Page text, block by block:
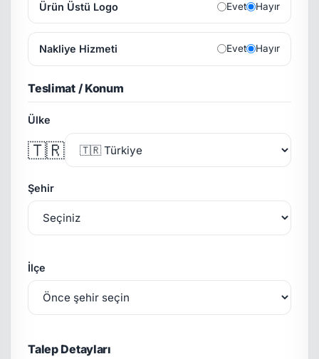
Ürün Üstü Logo Evet Hayır
Nakliye Hizmeti Evet Hayır
Teslimat / Konum
Ülke
🇹🇷
Şehir
İlçe
Talep Detayları